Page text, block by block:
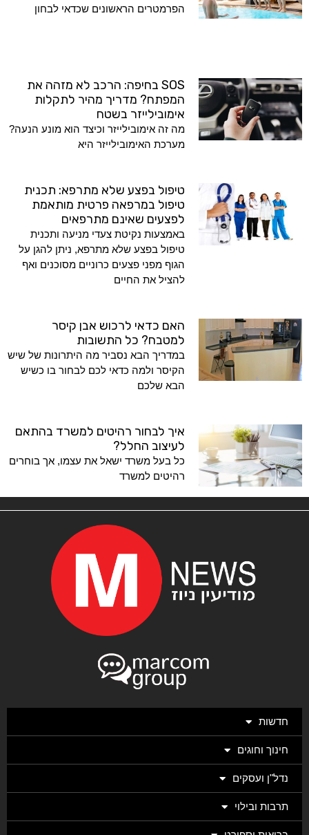
הפרמטרים הראשונים שכדאי לבחון
SOS בחיפה: הרכב לא מזהה את
המפתח? מדריך מהיר לתקלות
אימובילייזר בשטח
מה זה אימובילייזר וכיצד הוא מונע הנעה?
מערכת האימובילייזר היא
טיפול בפצע שלא מתרפא: תכנית
טיפול במרפאה פרטית מותאמת
לפצעים שאינם מתרפאים
באמצעות נקיטת צעדי מניעה ותכנית
טיפול בפצע שלא מתרפא, ניתן להגן על
הגוף מפני פצעים כרוניים מסוכנים ואף
להציל את החיים
האם כדאי לרכוש אבן קיסר
למטבח? כל התשובות
במדריך הבא נסביר מה היתרונות של שיש
הקיסר ולמה כדאי לכם לבחור בו כשיש
הבא שלכם
איך לבחור רהיטים למשרד בהתאם
לעיצוב החלל?
כל בעל משרד ישאל את עצמו, אך בוחרים
רהיטים למשרד
חדשות
חינוך וחוגים
נדל"ן ועסקים
תרבות ובילוי